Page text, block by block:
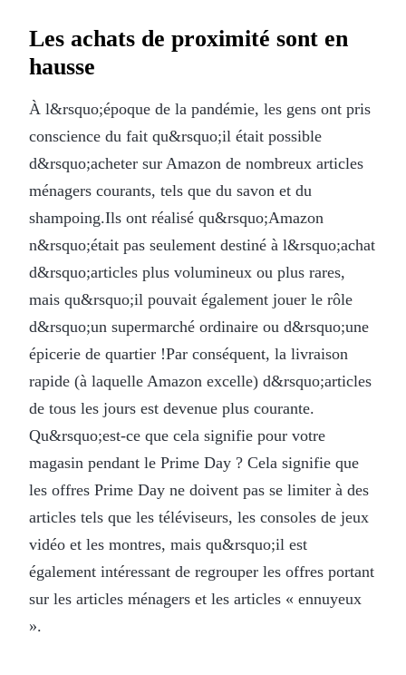
Les achats de proximité sont en
hausse
À l&rsquo;époque de la pandémie, les gens ont pris
conscience du fait qu&rsquo;il était possible
d&rsquo;acheter sur Amazon de nombreux articles
ménagers courants, tels que du savon et du
shampoing.Ils ont réalisé qu&rsquo;Amazon
n&rsquo;était pas seulement destiné à l&rsquo;achat
d&rsquo;articles plus volumineux ou plus rares,
mais qu&rsquo;il pouvait également jouer le rôle
d&rsquo;un supermarché ordinaire ou d&rsquo;une
épicerie de quartier !Par conséquent, la livraison
rapide (à laquelle Amazon excelle) d&rsquo;articles
de tous les jours est devenue plus courante.
Qu&rsquo;est-ce que cela signifie pour votre
magasin pendant le Prime Day ? Cela signifie que
les offres Prime Day ne doivent pas se limiter à des
articles tels que les téléviseurs, les consoles de jeux
vidéo et les montres, mais qu&rsquo;il est
également intéressant de regrouper les offres portant
sur les articles ménagers et les articles « ennuyeux
».